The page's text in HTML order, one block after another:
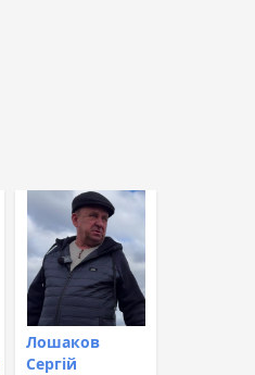
Лошаков
Сергій